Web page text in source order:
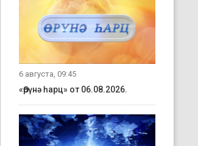
6 августа, 09:45
«Өрүнә һарц» от 06.08.2026.